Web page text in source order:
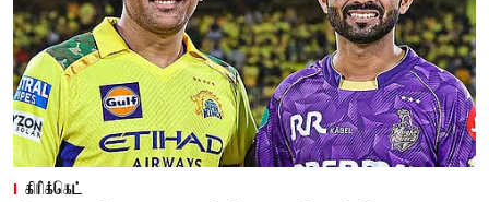
கிரிக்கெட்